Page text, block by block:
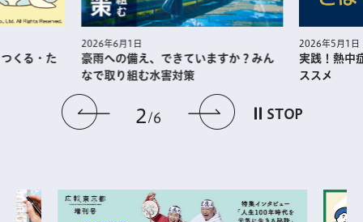
前のスライドを表示
3 6 次のスライドを
STOP
備え、できていますか？みん
実践！熱中症予防に役⽴つ暑熱順
ススメ